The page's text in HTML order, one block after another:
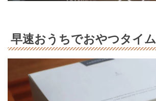
早速おうちでおやつタイム